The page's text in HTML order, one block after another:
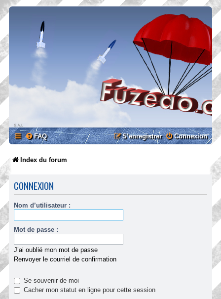
FAQ Connexion
S’enregistrer
Index du forum
CONNEXION
Nom d’utilisateur :
Mot de passe :
J’ai oublié mon mot de passe
Renvoyer le courriel de confirmation
Se souvenir de moi
Cacher mon statut en ligne pour cette session